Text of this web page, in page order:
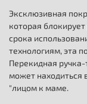
Эксклюзивная
которая
срока
технологиям, эта
Перекидная
может находиться
"лицом к маме.